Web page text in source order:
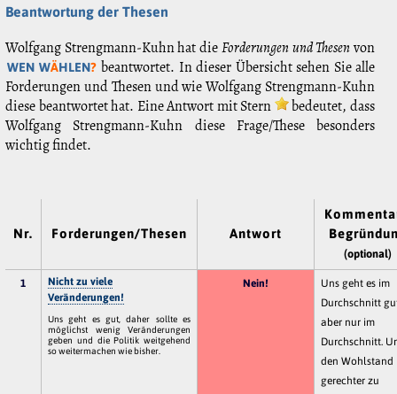
Beantwortung der Thesen
Wolfgang Strengmann-Kuhn hat dieForderungen und Thesenvon
WEN WÄHLEN? beantwortet. In dieser Übersicht sehen Sie alle
Forderungen und Thesen und wie Wolfgang Strengmann-Kuhn
diese beantwortet hat. Eine Antwort mit Stern
bedeutet, dass
Wolfgang Strengmann-Kuhn diese Frage/These besonders
wichtig findet.
Nr. Forderungen/Thesen Antwort
(optional)
1
Nicht zu viele
Veränderungen!
Uns geht es gut, daher sollte es
möglichst wenig Veränderungen
geben und die Politik weitgehend
so weitermachen wie bisher.
Nein!
Uns geht es im
Durchschnitt
aber nur im
Durchschnitt.
den Wohlstand
gerechter zu